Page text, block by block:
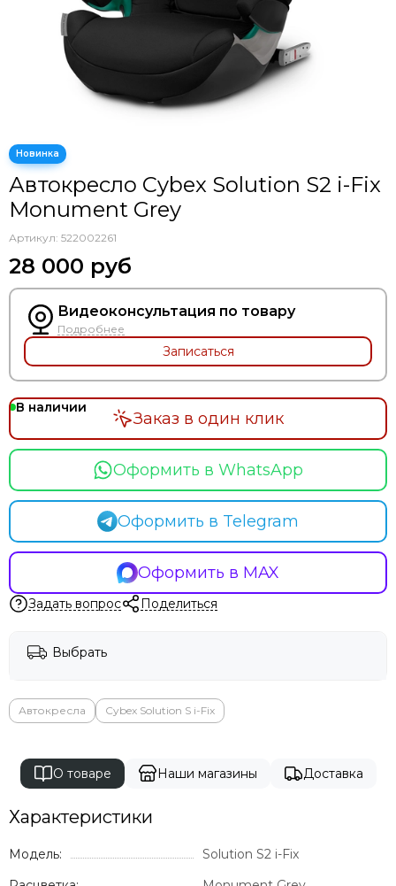
Автокресло Cybex Solution S2 i-Fix
Monument Grey
Артикул: 522002261
28 000 руб
Видеоконсультация по товару
Подробнее
Записаться
В наличии
Оформить в WhatsApp
Оформить в Telegram
Оформить в MAX
Заказ в один клик
Задать вопрос Поделиться
Выбрать
Автокресла Cybex Solution S i-Fix
О товаре Наши магазины Доставка
Характеристики
Модель:
Solution S2 i-Fix